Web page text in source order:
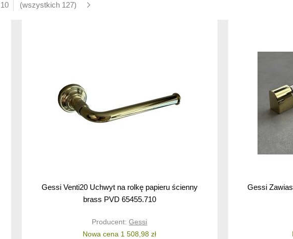
10 (wszystkich 127)
Gessi Venti20 Uchwyt na rolkę papieru ścienny
brass PVD 65455.710
Producent:Gessi
Nowa cena 1 508,98 zł
Gessi